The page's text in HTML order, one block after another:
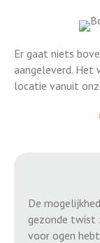
Er gaat niets
aangeleverd. Het
locatie vanuit
De
gezonde twist
voor ogen